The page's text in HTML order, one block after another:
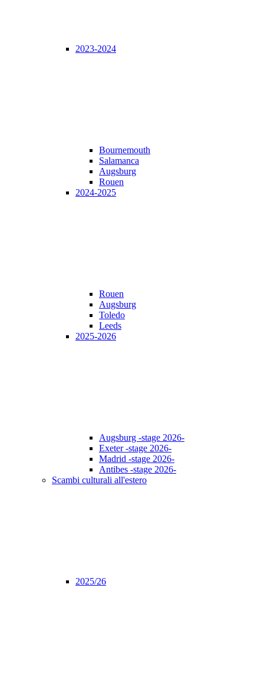
2023-2024
Bournemouth
Salamanca
Augsburg
Rouen
2024-2025
Rouen
Augsburg
Toledo
Leeds
2025-2026
Augsburg -stage 2026-
Exeter -stage 2026-
Madrid -stage 2026-
Antibes -stage 2026-
Scambi culturali all'estero
2025/26